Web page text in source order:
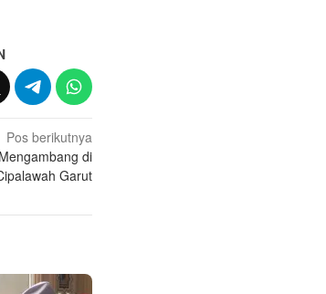
Pos berikutnya
di
Garut